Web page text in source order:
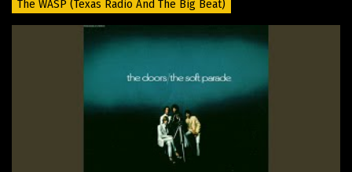
The WASP (Texas Radio And The Big Beat)